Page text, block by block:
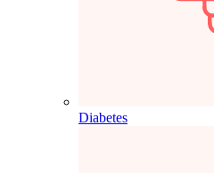
Diabetes